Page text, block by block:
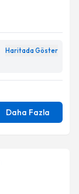
Haritada Göster
Daha Fazla